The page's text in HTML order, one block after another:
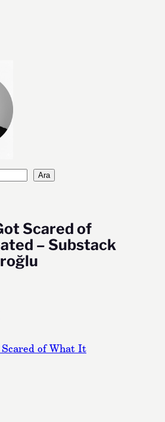
Ara
Scared of
– Substack
of What It